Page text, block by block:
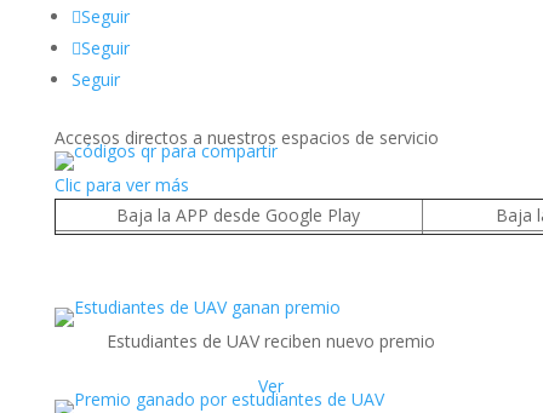
Seguir
Seguir
Seguir
Accesos directos a nuestros espacios de servicio
Clic para ver más
Baja la APP desde Google Play
Baja
Estudiantes de UAV reciben nuevo premio
Ver